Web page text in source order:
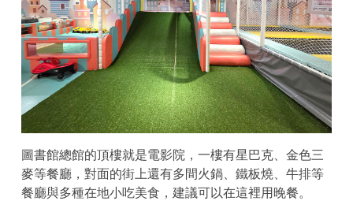
圖書館總館的頂樓就是電影院，一樓有星巴克、金色三
麥等餐廳，對面的街上還有多間火鍋、鐵板燒、牛排等
餐廳與多種在地小吃美食，建議可以在這裡用晚餐。